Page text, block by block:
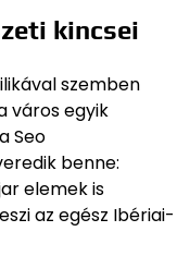
kincsei
szemben
város egyik
Seo
benne:
elemek is
az egész Ibériai-